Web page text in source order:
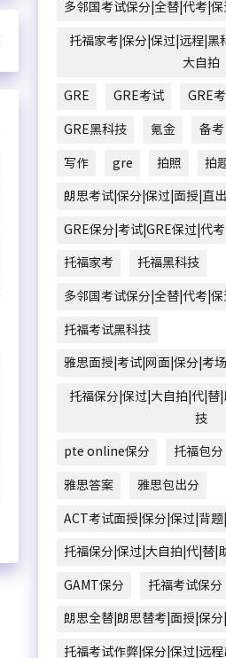
多邻国考试保分|全替|代考|
托福家考|保分|保过|远程|黑
大自拍
GRE GRE考试 GRE
GRE黑科技 氪金 备考
写作 gre 拍照 拍
朗思考试|保分|保过|面授|直
GRE保分|考试|GRE保过|代
托福家考 托福黑科技
多邻国考试保分|全替|代考|保
托福考试黑科技
雅思面授|考试|网面|保分|考
托福保分|保过|大自拍|代|替
技
pte online保分 托福包分
雅思答案 雅思包出分
ACT考试面授|保分|保过|背
托福保分|保过|大自拍|代|替|
GAMT保分 托福考试保分
朗思全替|朗思替考|面授|保
托福考试作弊|保分|保过|远程